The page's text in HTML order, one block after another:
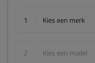
1 Kies een merk
2 Kies een model